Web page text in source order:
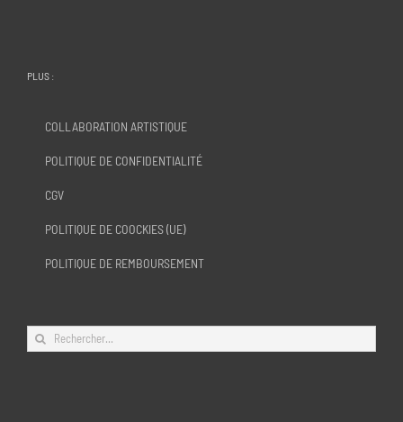
PLUS :
COLLABORATION ARTISTIQUE
POLITIQUE DE CONFIDENTIALITÉ
CGV
POLITIQUE DE COOCKIES (UE)
POLITIQUE DE REMBOURSEMENT
Rechercher: